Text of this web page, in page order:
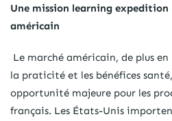
Une mission learning
américain
Le marché américain, de plus
la praticité et les bénéfices
opportunité majeure pour les
français. Les États-Unis